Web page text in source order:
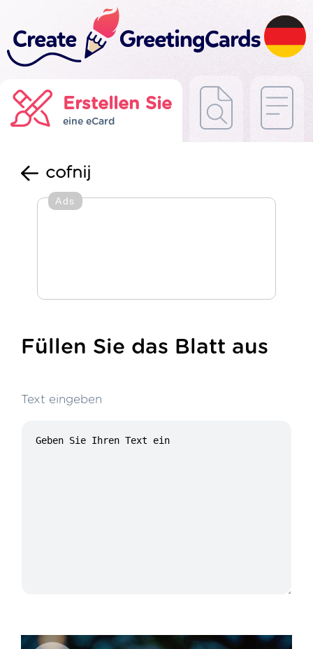
Erstellen Sie
eine eCard
cofnij
Ads
Füllen Sie das Blatt aus
Text eingeben